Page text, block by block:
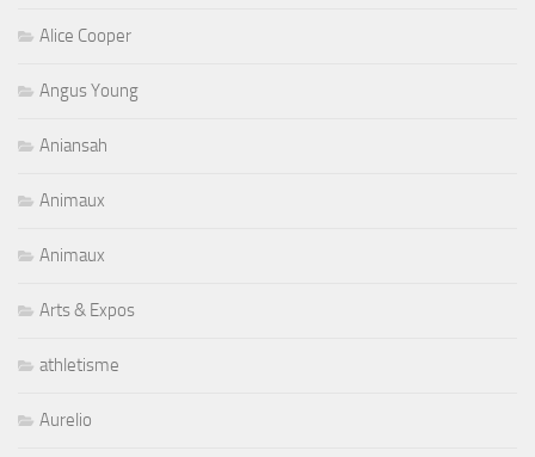
Alice Cooper
Angus Young
Aniansah
Animaux
Animaux
Arts & Expos
athletisme
Aurelio